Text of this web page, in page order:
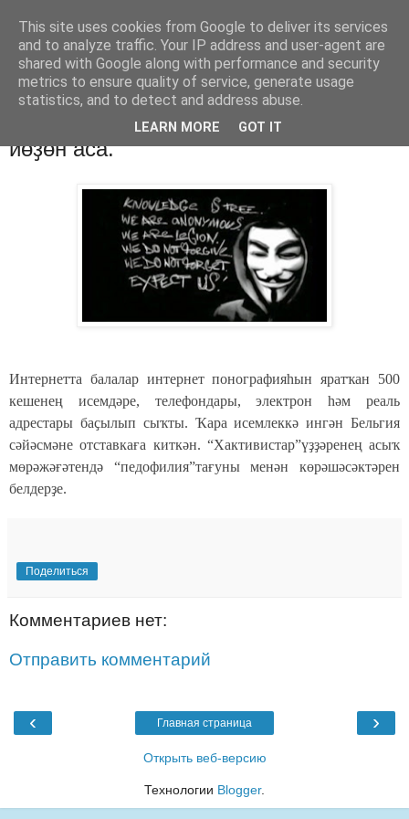
Хәбәрҙәр
пятница, 13 июля 2012 г.
“Анонимус” педофилдарҙың ысын
йөҙөн аса.
Интернетта балалар интернет понографияһын яратҡан 500
кешенең исемдәре, телефондары, электрон һәм реаль
адрестары баҫылып сыҡты. Ҡара исемлеккә ингән Бельгия
сәйәсмәне отставкаға киткән. “Хактивистар”үҙҙәренең асыҡ
мөрәжәғәтендә “педофилия”тағуны менән көрәшәсәктәрен
белдерҙе.
Поделиться
Комментариев нет:
Отправить комментарий
‹ ›
Главная страница
Открыть веб-версию
Технологии Blogger.
This site uses cookies from Google to deliver its services
and to analyze traffic. Your IP address and user-agent are
shared with Google along with performance and security
metrics to ensure quality of service, generate usage
statistics, and to detect and address abuse.
LEARN MORE GOT IT